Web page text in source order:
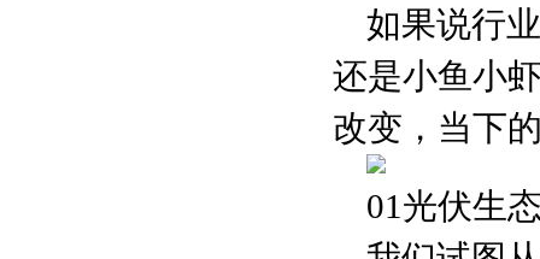
如果说行
还是小鱼小
改变，当下
01光伏生